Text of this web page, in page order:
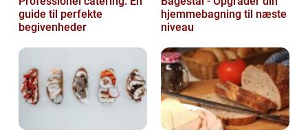
guide til perfekte
begivenheder
hjemmebagning til næste
niveau